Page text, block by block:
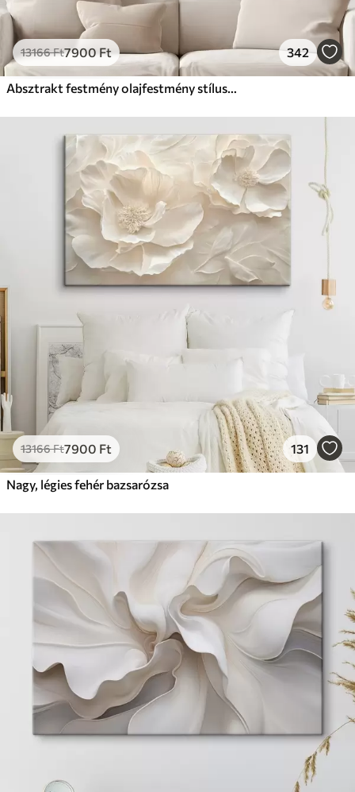
13166Ft7900Ft 342
Absztrakt festmény olajfestmény stílusban
13166Ft7900 Ft 131
Nagy, légies fehér bazsarózsa